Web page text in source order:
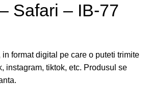
Safari – IB-77
format digital pe care o puteti trimite
instagram, tiktok, etc. Produsul se